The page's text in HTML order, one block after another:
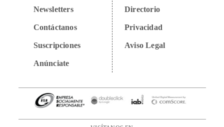
Newsletters
Contáctanos
Suscripciones
Anúnciate
Directorio
Privacidad
Aviso Legal